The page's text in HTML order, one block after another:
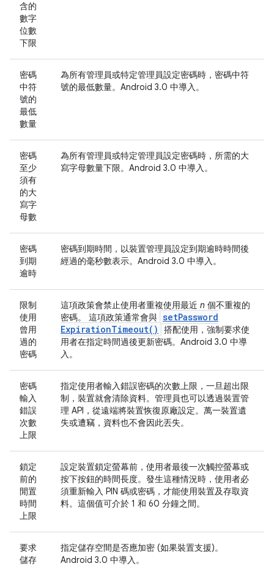
含的
數字
位數
下限
密碼
中符
號的
最低
數量
為所有管理員或特定管理員設定密碼時，密碼中符
號的最低數量。Android 3.0 中導入。
密碼
至少
須有
的大
寫字
母數
為所有管理員或特定管理員設定密碼時，所需的大
寫字母數量下限。Android 3.0 中導入。
密碼
到期
逾時
密碼到期時間，以裝置管理員設定到期逾時時間後
經過的毫秒數表示。Android 3.0 中導入。
限制
使用
曾用
過的
密碼
這項政策會禁止使用者重複使用最近 n 個不重複的
密碼。 這項政策通常會與 setPassword
ExpirationTimeout( )
搭配使用，強制要求使
用者在指定時間過後更新密碼。Android 3.0 中導
入。
密碼
輸入
錯誤
次數
上限
指定使用者輸入錯誤密碼的次數上限，一旦超出限
制，裝置就會清除資料。管理員也可以透過裝置管
理 API，從遠端將裝置恢復原廠設定。萬一裝置遺
失或遭竊，資料也不會因此丟失。
鎖定
前的
閒置
時間
上限
設定裝置鎖定螢幕前，使用者最後一次觸控螢幕或
按下按鈕的時間長度。發生這種情況時，使用者必
須重新輸入 PIN 碼或密碼，才能使用裝置及存取資
料。這個值可介於 1 和 60 分鐘之間。
要求
儲存
指定儲存空間是否應加密 (如果裝置支援)。
Android 3.0 中導入。